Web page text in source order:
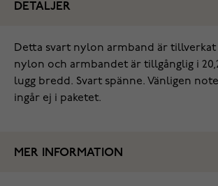
DETALJER
Detta svart nylon armband är
nylon och armbandet är tillgånglig i
lugg bredd. Svart spänne. Vänligen
ingår ej i paketet.
MER INFORMATION